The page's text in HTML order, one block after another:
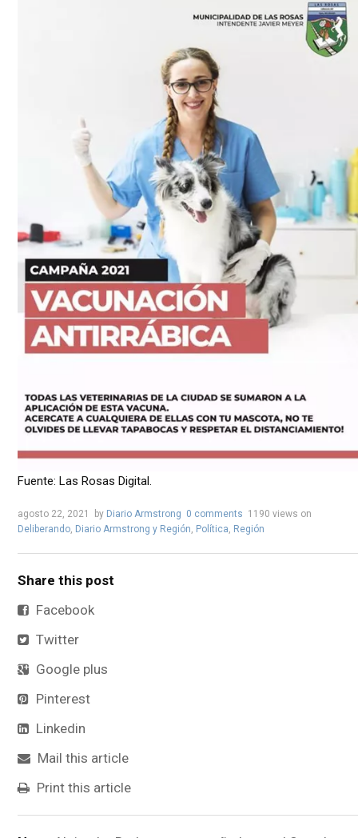
Fuente: Las Rosas Digital.
agosto 22, 2021 by Diario Armstrong 0 comments 1190 views on
Deliberando, Diario Armstrong y Región, Política, Región
Share this post
Facebook
Twitter
Google plus
Pinterest
Linkedin
Mail this article
Print this article